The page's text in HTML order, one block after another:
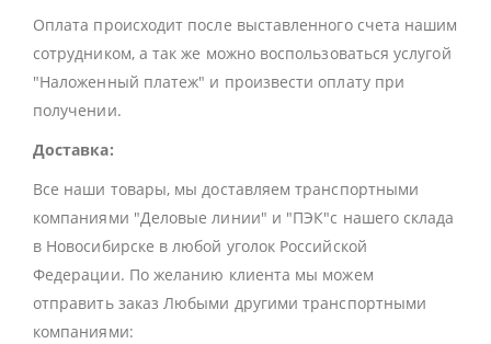
Оплата происходит после выставленного счета нашим
сотрудником, а так же можно воспользоваться услугой
"Наложенный платеж" и произвести оплату при
получении.
Доставка:
Все наши товары, мы доставляем транспортными
компаниями "Деловые линии" и "ПЭК"с нашего склада
в Новосибирске в любой уголок Российской
Федерации. По желанию клиента мы можем
отправить заказ Любыми другими транспортными
компаниями: